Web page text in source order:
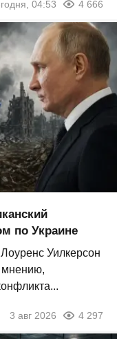
04:53 4 666
по Украине
Уилкерсон
мнению,
3 авг 2026 4 297